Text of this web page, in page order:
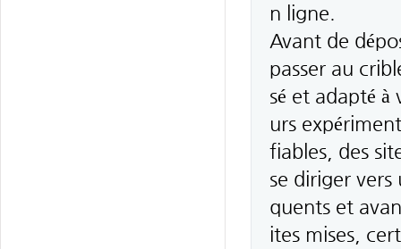
n ligne.
Avant de
passer au
sé et adapté
urs
fiables, des
se diriger
quents et
ites mises,